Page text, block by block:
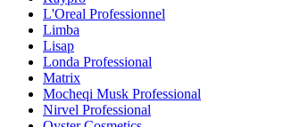
L'Oreal Professionnel
Limba
Lisap
Londa Professional
Matrix
Mocheqi Musk Professional
Nirvel Professional